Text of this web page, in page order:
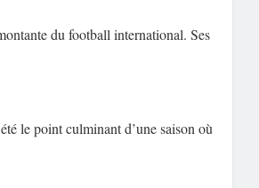
du football international. Ses
le point culminant d’une saison où